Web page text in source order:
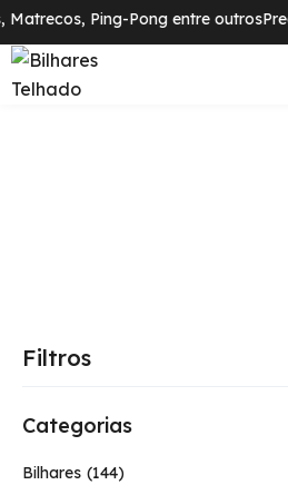
Ping-Pong entre outros
Filtros
Categorias
Bilhares 144